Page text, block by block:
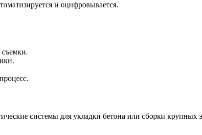
и оцифровывается.
системы для укладки бетона или сборки крупных